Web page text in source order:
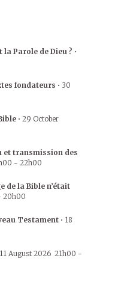
la Parole de Dieu ? •
fondateurs • 30
• 29 October
et transmission des
- 22h00
de la Bible n’était
20h00
Testament • 18
11 August 2026 21h00 -